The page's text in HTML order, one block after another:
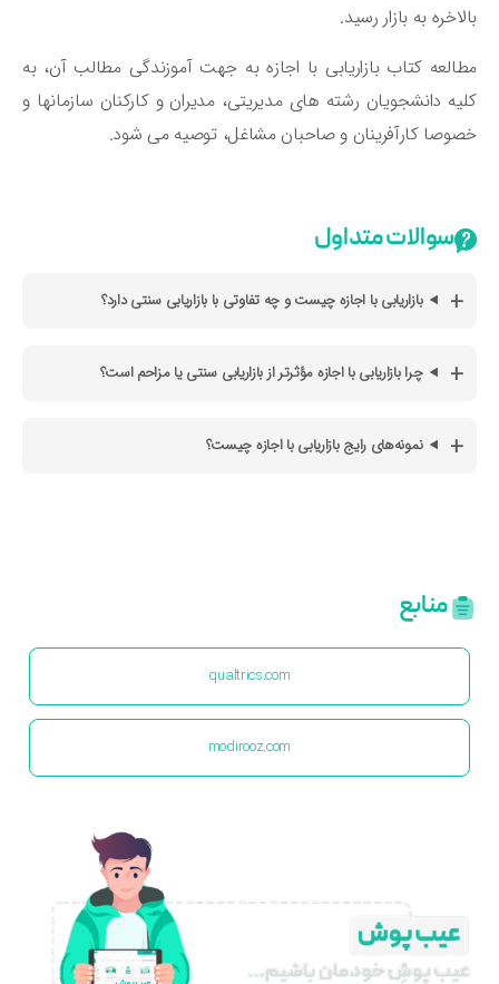
به بازار رسید.
کتاب بازاریابی با اجازه به جهت آموزندگی مطالب آن، به
دانشجویان رشته های مدیریتی، مدیران و کارکنان سازمانها و
کارآفرینان و صاحبان مشاغل، توصیه می شود.
سوالات متداول
بازاریابی با اجازه چیست و چه تفاوتی با بازاریابی سنتی دارد؟
چرا بازاریابی با اجازه مؤثرتر از بازاریابی سنتی یا مزاحم است؟
نمونه‌های رایج بازاریابی با اجازه چیست؟
منابع
qualtrics.com
modirooz.com